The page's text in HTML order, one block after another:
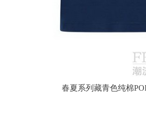
春夏系列藏青色纯棉